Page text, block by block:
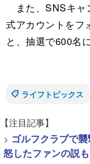
また、SNSキャ
式アカウントをフ
と、抽選で600名
ライフトピックス
【注目記事】
> ゴルフクラブで
怒したファンの説